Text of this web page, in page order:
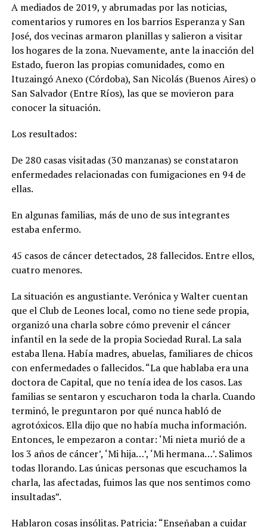
A mediados de 2019, y abrumadas por las noticias,
comentarios y rumores en los barrios Esperanza y San
José, dos vecinas armaron planillas y salieron a visitar
los hogares de la zona. Nuevamente, ante la inacción del
Estado, fueron las propias comunidades, como en
Ituzaingó Anexo (Córdoba), San Nicolás (Buenos Aires) o
San Salvador (Entre Ríos), las que se movieron para
conocer la situación.
Los resultados:
De 280 casas visitadas (30 manzanas) se constataron
enfermedades relacionadas con fumigaciones en 94 de
ellas.
En algunas familias, más de uno de sus integrantes
estaba enfermo.
45 casos de cáncer detectados, 28 fallecidos. Entre ellos,
cuatro menores.
La situación es angustiante. Verónica y Walter cuentan
que el Club de Leones local, como no tiene sede propia,
organizó una charla sobre cómo prevenir el cáncer
infantil en la sede de la propia Sociedad Rural. La sala
estaba llena. Había madres, abuelas, familiares de chicos
con enfermedades o fallecidos. “La que hablaba era una
doctora de Capital, que no tenía idea de los casos. Las
familias se sentaron y escucharon toda la charla. Cuando
terminó, le preguntaron por qué nunca habló de
agrotóxicos. Ella dijo que no había mucha información.
Entonces, le empezaron a contar: ‘Mi nieta murió de a
los 3 años de cáncer’, ‘Mi hija…’, ‘Mi hermana…’. Salimos
todas llorando. Las únicas personas que escuchamos la
charla, las afectadas, fuimos las que nos sentimos como
insultadas”.
Hablaron cosas insólitas. Patricia: “Enseñaban a cuidar